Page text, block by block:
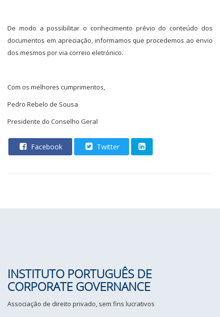
De modo a possibilitar o conhecimento prévio do conteúdo dos
documentos em apreciação, informamos que procedemos ao envio
dos mesmos por via correio eletrónico.
Com os melhores cumprimentos,
Pedro Rebelo de Sousa
Presidente do Conselho Geral
Facebook Twitter
INSTITUTO PORTUGUÊS DE
CORPORATE GOVERNANCE
Associação de direito privado, sem fins lucrativos